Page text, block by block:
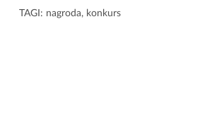
TAGI: nagroda, konkurs